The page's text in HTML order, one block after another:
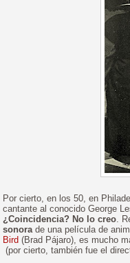
Por cierto, en los 50, en
cantante al conocido George
¿Coincidencia? No lo creo.
sonorade una película de
Bird (Brad Pájaro), es mucho
(por cierto, también fue el